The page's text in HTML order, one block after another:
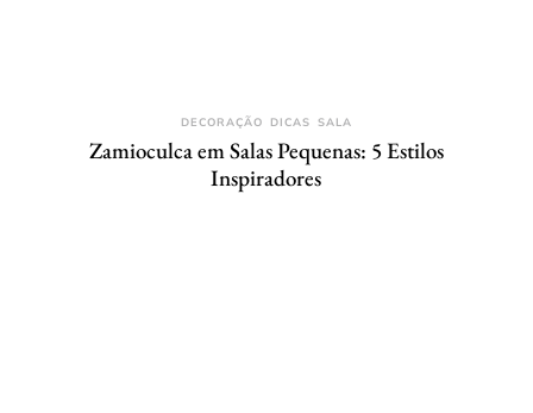
DECORAÇÃO DICAS SALA
Zamioculca em Salas Pequenas: 5 Estilos
Inspiradores